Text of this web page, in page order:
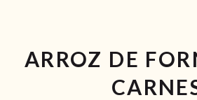
ARROZ DE